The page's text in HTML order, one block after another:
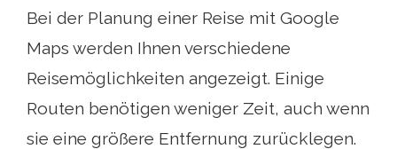
Bei der Planung einer Reise mit Google
Maps werden Ihnen verschiedene
Reisemöglichkeiten angezeigt. Einige
Routen benötigen weniger Zeit, auch wenn
sie eine größere Entfernung zurücklegen.